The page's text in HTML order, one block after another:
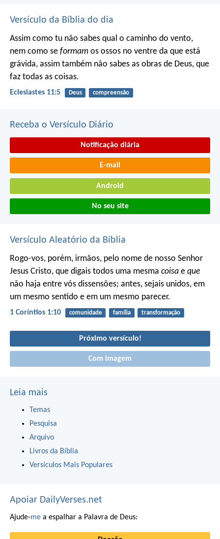
Versículo da Bíblia do dia
Assim como tu não sabes qual o caminho do vento,
nem como se formam os ossos no ventre da que está
grávida, assim também não sabes as obras de Deus, que
faz todas as coisas.
Eclesiastes 11:5 Deus compreensão
Receba o Versículo Diário
Notificação diária
E-mail
Android
No seu site
Versículo Aleatório da Bíblia
Rogo-vos, porém, irmãos, pelo nome de nosso Senhor
Jesus Cristo, que digais todos uma mesma coisa e que
não haja entre vós dissensões; antes, sejais unidos, em
um mesmo sentido e em um mesmo parecer.
1 Coríntios 1:10 comunidade família transformação
Próximo versículo!
Com imagem
Leia mais
Temas
Pesquisa
Arquivo
Livros da Bíblia
Versículos Mais Populares
Apoiar DailyVerses.net
Ajude-me a espalhar a Palavra de Deus: